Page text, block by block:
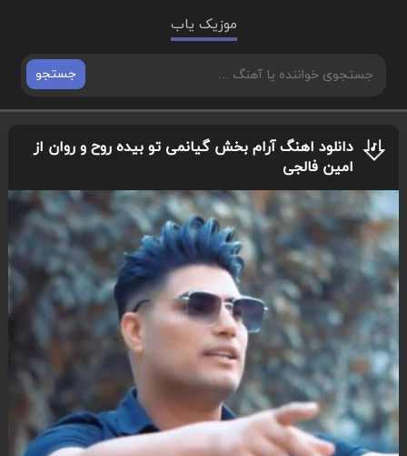
موزیک یاب
جستجو
دانلود اهنگ آرام بخش گیانمی تو بیده روح و روان از
امین فالجی